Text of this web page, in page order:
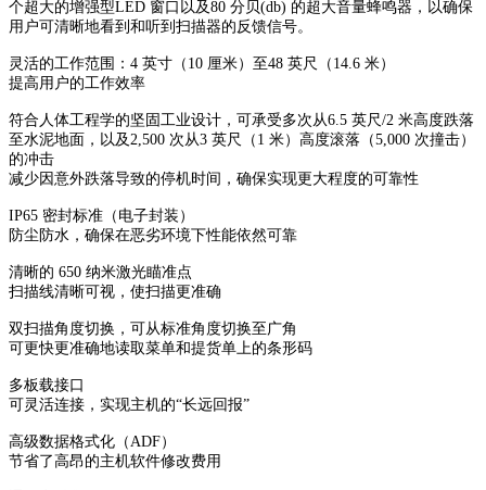
个超大的增强型LED 窗口以及80 分贝(db) 的超大音量蜂鸣器，以确保
用户可清晰地看到和听到扫描器的反馈信号。
灵活的工作范围：4 英寸（10 厘米）至48 英尺（14.6 米）
提高用户的工作效率
符合人体工程学的坚固工业设计，可承受多次从6.5 英尺/2 米高度跌落
至水泥地面，以及2,500 次从3 英尺（1 米）高度滚落（5,000 次撞击）
的冲击
减少因意外跌落导致的停机时间，确保实现更大程度的可靠性
IP65 密封标准（电子封装）
防尘防水，确保在恶劣环境下性能依然可靠
清晰的 650 纳米激光瞄准点
扫描线清晰可视，使扫描更准确
双扫描角度切换，可从标准角度切换至广角
可更快更准确地读取菜单和提货单上的条形码
多板载接口
可灵活连接，实现主机的“长远回报”
高级数据格式化（ADF）
节省了高昂的主机软件修改费用